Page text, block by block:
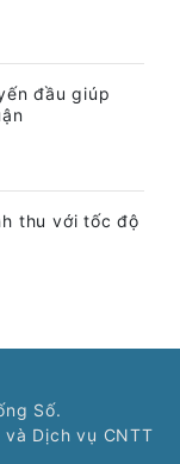
đầu giúp
thu với tốc độ
Số.
Dịch vụ CNTT